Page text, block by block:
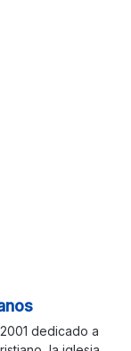
dedicado a